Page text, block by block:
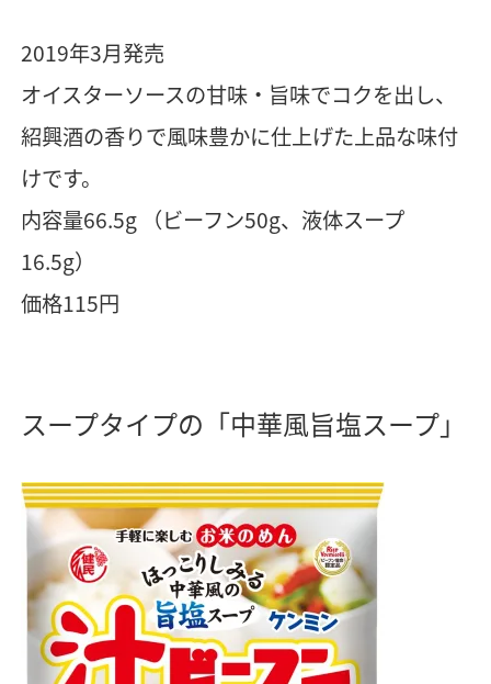
2019年3月発売
オイスターソースの甘味・旨味でコクを出し、
紹興酒の香りで風味豊かに仕上げた上品な味付
けです。
内容量66.5g （ビーフン50g、液体スープ
16.5g）
価格115円
スープタイプの「中華風旨塩スープ」